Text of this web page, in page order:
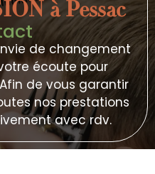
à Pessac
de changement
écoute pour
de vous garantir
nos prestations
avec rdv.